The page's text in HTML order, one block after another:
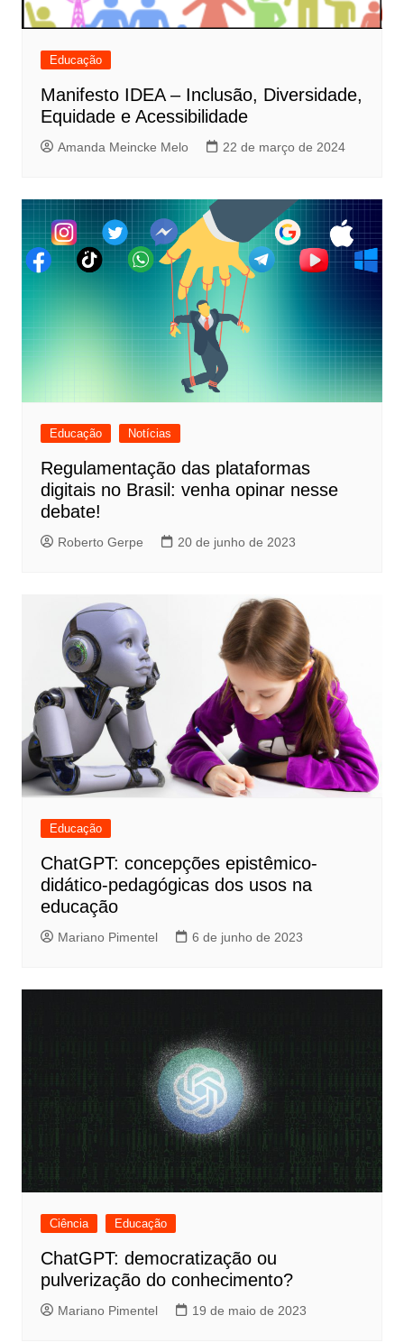
Educação
Manifesto IDEA – Inclusão, Diversidade,
Equidade e Acessibilidade
Amanda Meincke Melo 22 de março de 2024
Educação Notícias
Regulamentação das plataformas
digitais no Brasil: venha opinar nesse
debate!
Roberto Gerpe 20 de junho de 2023
Educação
ChatGPT: concepções epistêmico-
didático-pedagógicas dos usos na
educação
Mariano Pimentel 6 de junho de 2023
Ciência Educação
ChatGPT: democratização ou
pulverização do conhecimento?
Mariano Pimentel 19 de maio de 2023